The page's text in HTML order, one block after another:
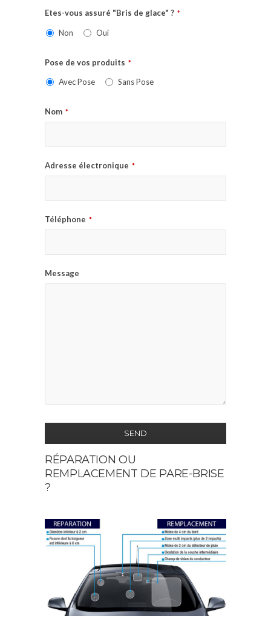
Etes-vous assuré "Bris de glace" ? *
Non Oui
Pose de vos produits *
Avec Pose Sans Pose
Nom *
Adresse électronique *
Téléphone *
Message
SEND
This
field
should
left
blank
RÉPARATION OU
REMPLACEMENT DE PARE-BRISE
?